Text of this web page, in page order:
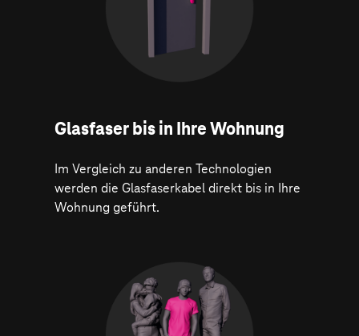
Glasfaser bis in Ihre Wohnung
Im Vergleich zu anderen Technologien
werden die Glasfaserkabel direkt bis in Ihre
Wohnung geführt.